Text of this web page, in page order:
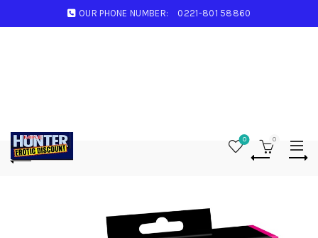
OUR PHONE NUMBER: 0221-801 58860
0 0